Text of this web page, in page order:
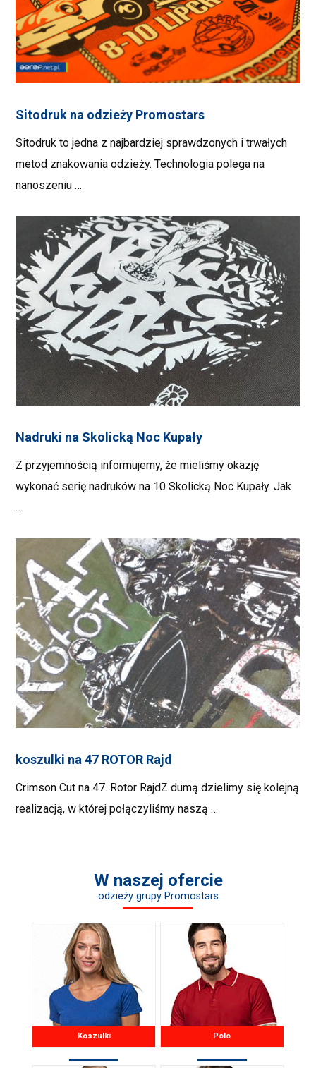
Sitodruk na odzieży Promostars
Sitodruk to jedna z najbardziej sprawdzonych i trwałych
metod znakowania odzieży. Technologia polega na
nanoszeniu …
Nadruki na Skolicką Noc Kupały
Z przyjemnością informujemy, że mieliśmy okazję
wykonać serię nadruków na 10 Skolicką Noc Kupały. Jak
…
koszulki na 47 ROTOR Rajd
Crimson Cut na 47. Rotor RajdZ dumą dzielimy się kolejną
realizacją, w której połączyliśmy naszą …
W naszej ofercie
odzieży grupy Promostars
Koszulki Polo